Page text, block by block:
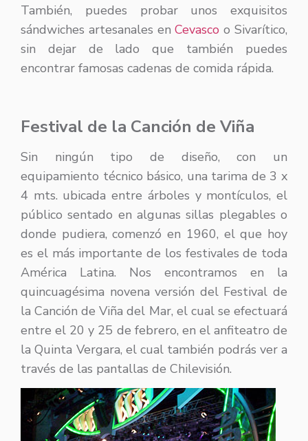
También, puedes probar unos exquisitos
sándwiches artesanales enCevasco o Sivarítico,
sin dejar de lado que también puedes
encontrar famosas cadenas de comida rápida.
Festival de la Canción de Viña
Sin ningún tipo de diseño, con un
equipamiento técnico básico, una tarima de 3 x
4 mts. ubicada entre árboles y montículos, el
público sentado en algunas sillas plegables o
donde pudiera, comenzó en 1960, el que hoy
es el más importante de los festivales de toda
América Latina. Nos encontramos en la
quincuagésima novena versión del Festival de
la Canción de Viña del Mar, el cual se efectuará
entre el 20 y 25 de febrero, en el anfiteatro de
la Quinta Vergara, el cual también podrás ver a
través de las pantallas de Chilevisión.